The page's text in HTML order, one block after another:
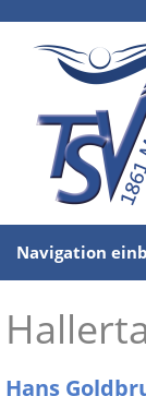
Navigation
Hans